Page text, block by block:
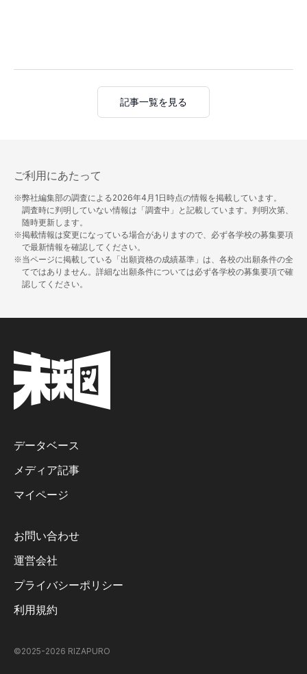
記事一覧を見る
ご利用にあたって
※弊社編集部の調査による2026年4月1日時点の情報を掲載しています。
調査時に判明していない情報は「調査中」と記載しています。判明次第、
随時更新します。
※掲載情報は変更になっている場合がありますので、必ず各学校の募集要項
で最新情報を確認してください。
※当ページに掲載している「出願資格の成績基準」は、各校の出願条件の全
てではありません。詳細な出願条件については必ず各学校の募集要項で確
認してください。
データベース
メディア記事
マイページ
お問い合わせ
運営会社
プライバシーポリシー
利用規約
©2025-2026 RIZAPURO